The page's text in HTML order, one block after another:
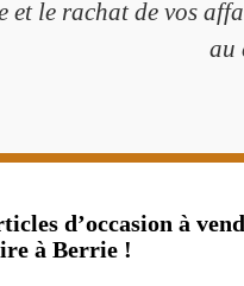
le rachat de vos
au
d’occasion à
à Berrie !